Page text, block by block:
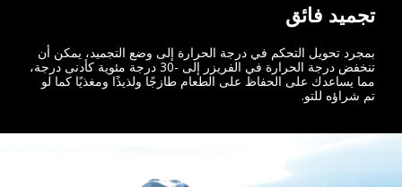
تجميد فائق
بمجرد تحويل التحكم في درجة الحرارة إلى وضع التجميد، يمكن أن
تنخفض درجة الحرارة في الفريزر إلى -30 درجة مئوية كأدنى درجة،
مما يساعدك على الحفاظ على الطعام طازجًا ولذيذًا ومغذيًا كما لو
تم شراؤه للتو.